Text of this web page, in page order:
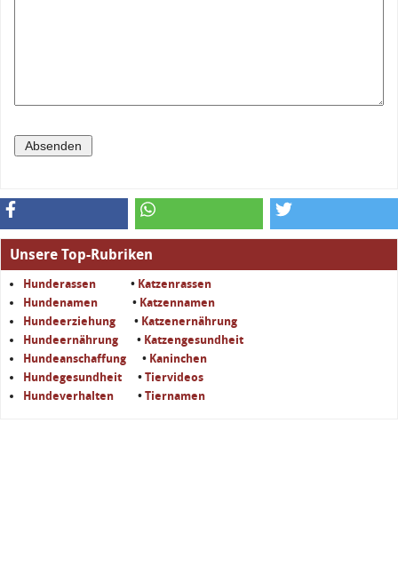
Unsere Top-Rubriken
Hunderassen • Katzenrassen
Hundenamen
• Katzennamen
Hundeerziehung • Katzenernährung
Hundeernährung • Katzengesundheit
Hundeanschaffung • Kaninchen
Hundegesundheit • Tiervideos
Hundeverhalten • Tiernamen